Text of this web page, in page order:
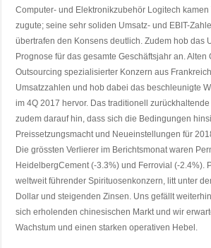
Computer- und Elektronikzubehör Logitech
zugute; seine sehr soliden Umsatz- und EBIT-
übertrafen den Konsens deutlich. Zudem hob das
Prognose für das gesamte Geschäftsjahr an. Alten
Outsourcing spezialisierter Konzern aus
Umsatzzahlen und hob dabei das beschleunigte
im 4Q 2017 hervor. Das traditionell
zudem darauf hin, dass sich die Bedingungen
Preissetzungsmacht und Neueinstellungen für
Die grössten Verlierer im Berichtsmonat waren
HeidelbergCement (-3.3%) und Ferrovial (-2.4%).
weltweit führender Spirituosenkonzern, litt unter
Dollar und steigenden Zinsen. Uns gefällt
sich erholenden chinesischen Markt und wir
Wachstum und einen starken operativen Hebel.